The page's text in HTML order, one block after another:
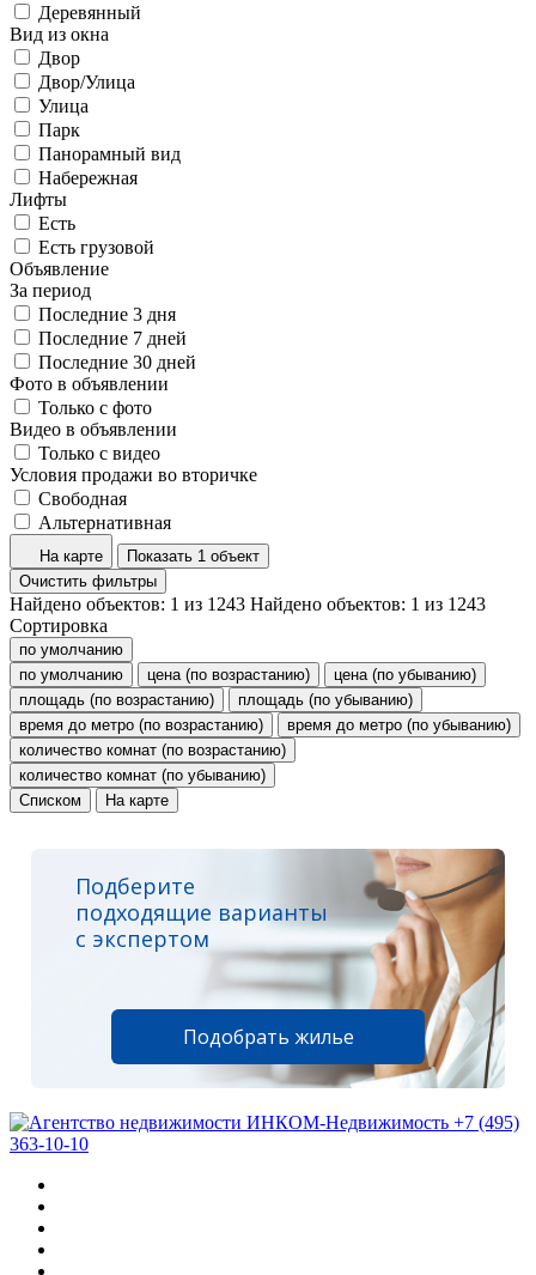
Деревянный
Вид из окна
Двор
Двор/Улица
Улица
Парк
Панорамный вид
Набережная
Лифты
Есть
Есть грузовой
Объявление
За период
Последние 3 дня
Последние 7 дней
Последние 30 дней
Фото в объявлении
Только с фото
Видео в объявлении
Только с видео
Условия продажи во вторичке
Свободная
Альтернативная
На карте
Показать 1 объект
Очистить фильтры
Найдено объектов: 1 из 1243 Найдено объектов: 1 из 1243
Сортировка
по умолчанию
по умолчанию
цена (по возрастанию)
цена (по убыванию)
площадь (по возрастанию)
площадь (по убыванию)
время до метро (по возрастанию)
время до метро (по убыванию)
количество комнат (по возрастанию)
количество комнат (по убыванию)
Списком
На карте
Подберите
подходящие варианты
с экспертом
Подобрать жилье
+7 (495)
363-10-10